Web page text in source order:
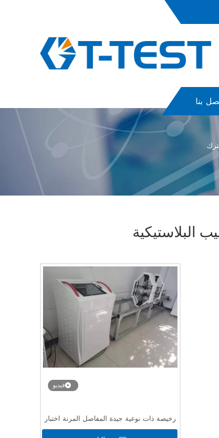
بنا
البلاستيكية
فيديو
رخيصة ذات نوعية جيدة المفاصل المرنة اختبار
ضيق تسرب لنظام الأنابيب مع CE